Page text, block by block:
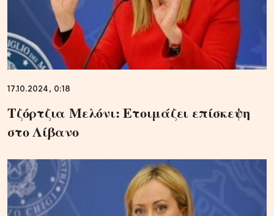
17.10.2024, 0:18
Τζόρτζια Μελόνι: Ετοιμάζει επίσκεψη
στο Λίβανο